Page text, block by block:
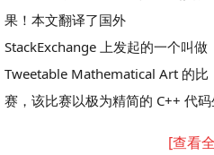
果！本文翻译了国外
StackExchange 上发起的一个叫做
Tweetable Mathematical Art 的比
赛，该比赛以极为精简的 C++ 代码
[查看